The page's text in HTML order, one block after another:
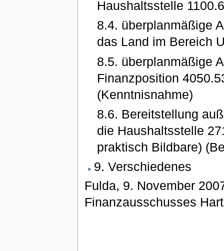
Haushaltsstelle
8.4. überplanmäßige
das Land im Bereich
8.5. überplanmäßige
Finanzposition
(Kenntnisnahme)
8.6. Bereitstellung
die Haushaltsstelle
praktisch Bildbare)
9. Verschiedenes
Fulda, 9. November
Finanzausschusses